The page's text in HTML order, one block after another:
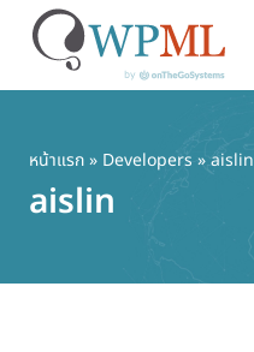
เนื้อหา
หลัก
หน้าแรก» Developers » aislin
aislin